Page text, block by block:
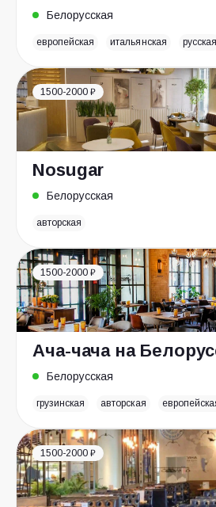
Белорусская
европейская итальянская русская
1500-2000 ₽
Nosugar
Белорусская
авторская
1500-2000 ₽
Ача-чача на
Белорусская
грузинская авторская
1500-2000 ₽